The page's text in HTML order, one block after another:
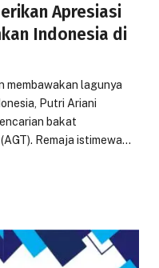
Apresiasi
Indonesia di
membawakan lagunya
Putri Ariani
bakat
Remaja istimewa…